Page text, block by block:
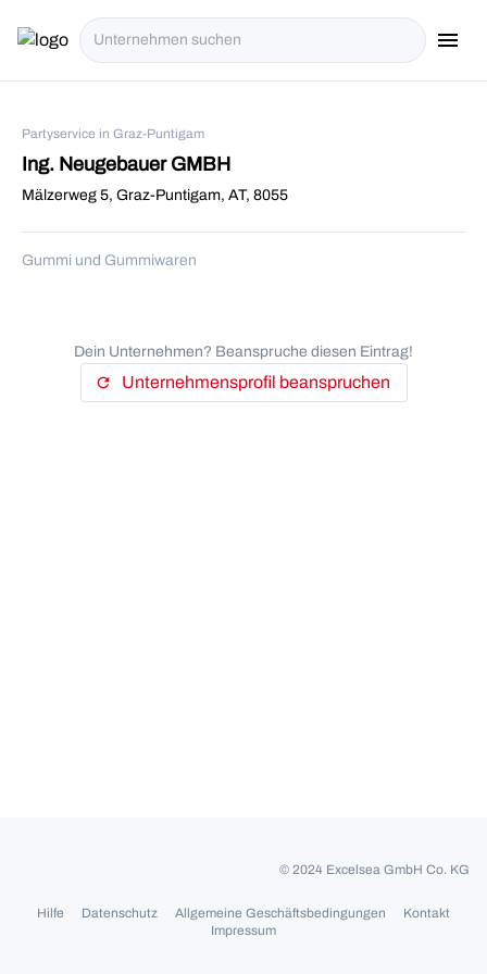
menu
Partyservice in Graz-Puntigam
Ing. Neugebauer GMBH
Mälzerweg 5, Graz-Puntigam, AT, 8055
Gummi und Gummiwaren
Dein Unternehmen? Beanspruche diesen Eintrag!
refresh Unternehmensprofil beanspruchen
© 2024 Excelsea GmbH Co. KG
Hilfe Datenschutz Allgemeine Geschäftsbedingungen
Kontakt
Impressum